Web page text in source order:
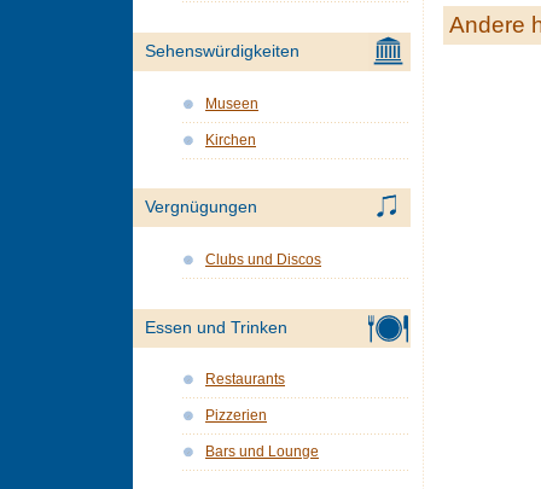
Andere
Sehenswürdigkeiten
Museen
Kirchen
Vergnügungen
Clubs und Discos
Essen und Trinken
Restaurants
Pizzerien
Bars und Lounge